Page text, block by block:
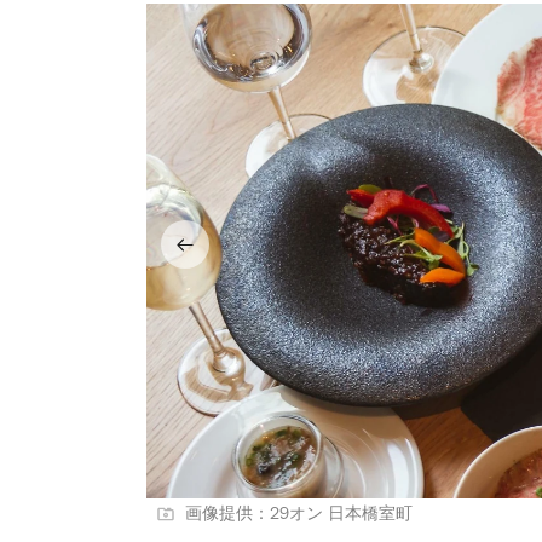
画像提供：29オン 日本橋室町